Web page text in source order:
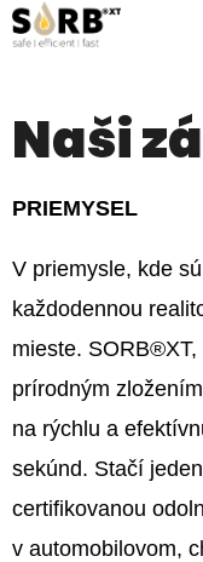
Prejsť
Naši
PRIEMYSEL
V priemysle, kde
každodennou
mieste.
prírodným
na rýchlu a
sekúnd. Stačí
certifikovanou
v automobilovom,
K
O
Č
O
P
O
T
R
E
B
U
J